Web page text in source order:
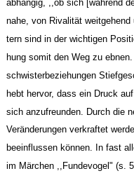
abhängig, ,,ob sich [während
nahe, von Rivalität
tern sind in der wichtigen
hung somit den Weg zu
schwisterbeziehungen
hebt hervor, dass ein Druck
sich anzufreunden. Durch die
Veränderungen verkraftet
beeinflussen können. In fast
im Märchen ,,Fundevogel" (s.